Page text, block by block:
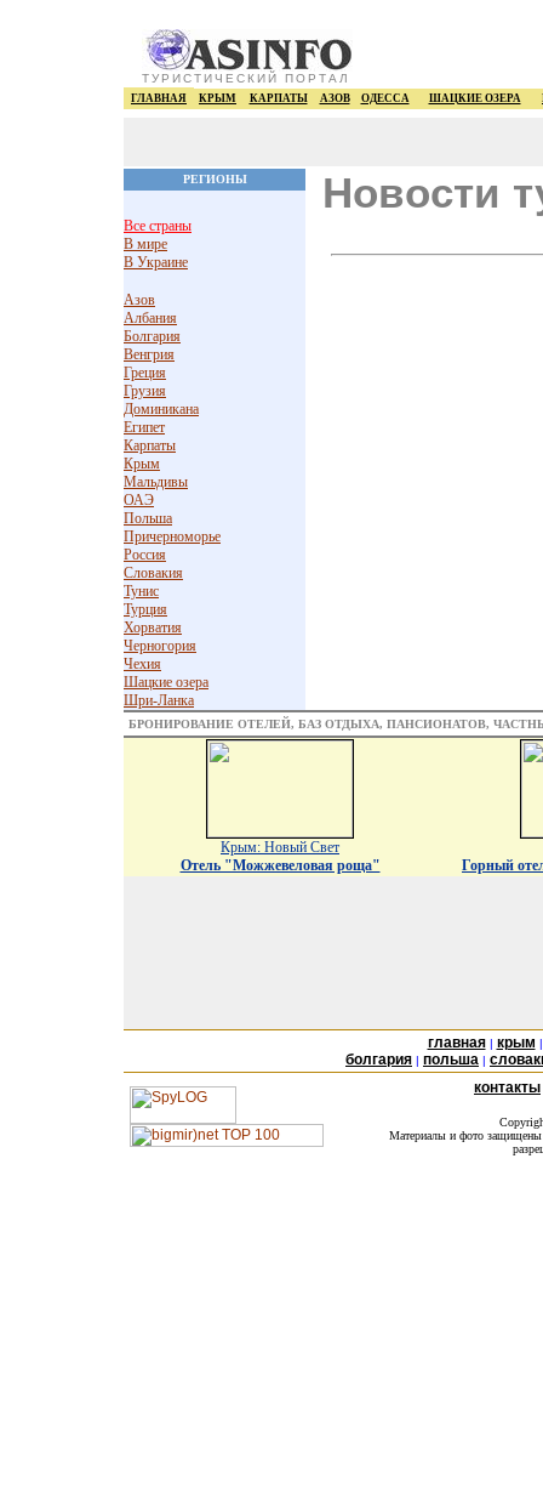
ТУРИСТИЧЕСКИЙ ПОРТАЛ
ГЛАВНАЯ КРЫМ КАРПАТЫ АЗОВ ОДЕССА ШАЦКИЕ ОЗЕРА
РЕГИОНЫ Новости
Все страны
В мире
В Украине
Азов
Албания
Болгария
Венгрия
Греция
Грузия
Доминикана
Египет
Карпаты
Крым
Мальдивы
ОАЭ
Польша
Причерноморье
Россия
Словакия
Тунис
Турция
Хорватия
Черногория
Чехия
Шацкие озера
Шри-Ланка
БРОНИРОВАНИЕ ОТЕЛЕЙ, БАЗ ОТДЫХА, ПАНСИОНАТОВ,
Крым: Новый Свет
Отель "Можжевеловая роща"
Горный
главная| крым
болгария | польша |
контакты
Материалы и фото защищены